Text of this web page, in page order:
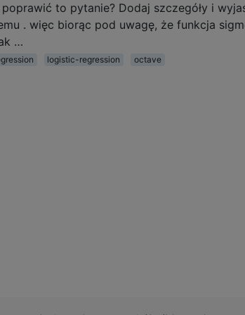
poprawić to pytanie? Dodaj szczegóły i
. więc biorąc pod uwagę, że funkcja
…
logistic-regression octave